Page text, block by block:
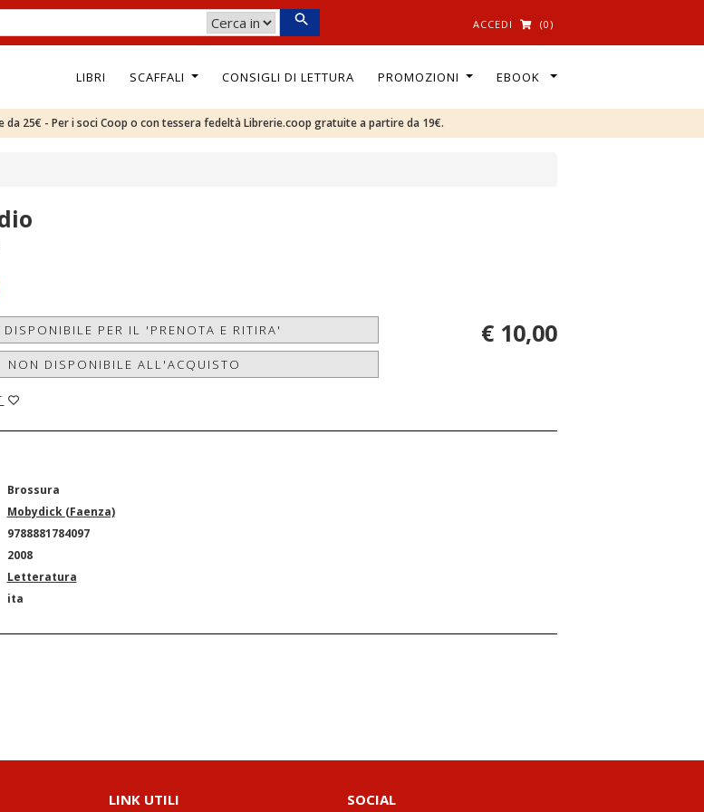
ACCEDI (0)
LIBRI SCAFFALI CONSIGLI DI LETTURA PROMOZIONI EBOOK
25€ - Per i soci Coop o con tessera fedeltà Librerie.coop gratuite a partire da 19€.
DISPONIBILE PER IL 'PRENOTA E RITIRA'
NON DISPONIBILE ALL'ACQUISTO
€ 10,00
Brossura
Mobydick (Faenza)
9788881784097
2008
Letteratura
ita
LINK UTILI SOCIAL